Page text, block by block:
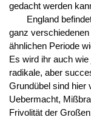
gedacht werden
England
ganz
ähnlichen Periode
Es wird ihr auch
radikale, aber
Grundübel sind hier
Uebermacht,
Frivolität der